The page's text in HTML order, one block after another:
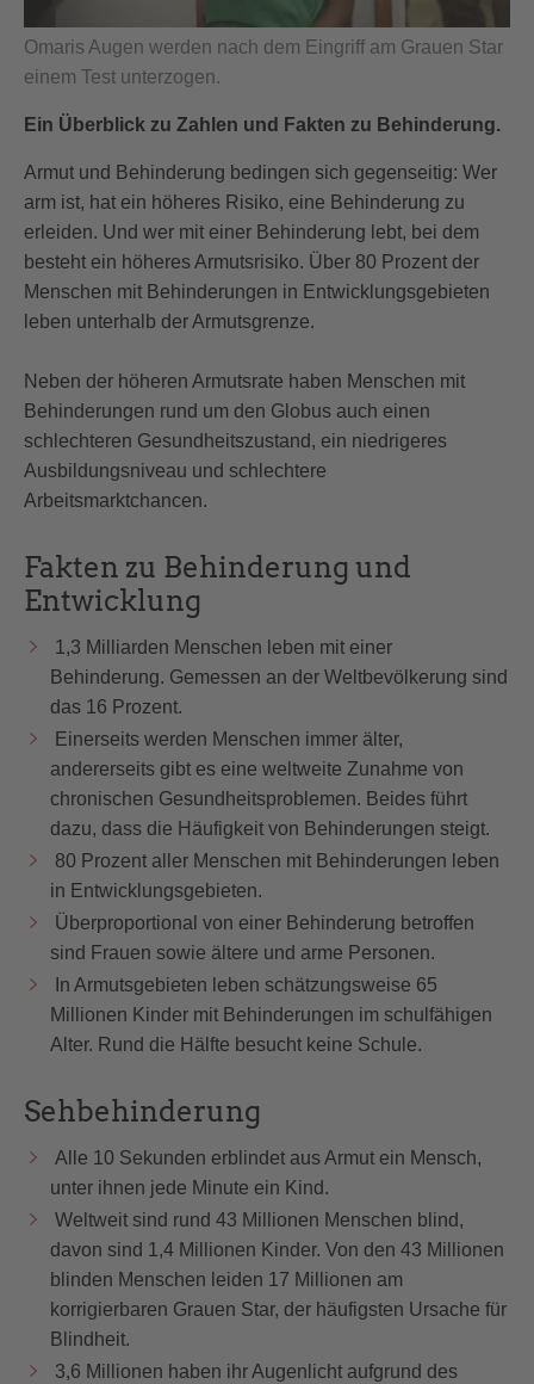
Omaris Augen werden nach dem Eingriff am Grauen Star
einem Test unterzogen.
Ein Überblick zu Zahlen und Fakten zu Behinderung.
Armut und Behinderung bedingen sich gegenseitig: Wer
arm ist, hat ein höheres Risiko, eine Behinderung zu
erleiden. Und wer mit einer Behinderung lebt, bei dem
besteht ein höheres Armutsrisiko. Über 80 Prozent der
Menschen mit Behinderungen in Entwicklungsgebieten
leben unterhalb der Armutsgrenze.
Neben der höheren Armutsrate haben Menschen mit
Behinderungen rund um den Globus auch einen
schlechteren Gesundheitszustand, ein niedrigeres
Ausbildungsniveau und schlechtere
Arbeitsmarktchancen.
Fakten zu Behinderung und
Entwicklung
1,3 Milliarden Menschen leben mit einer
Behinderung. Gemessen an der Weltbevölkerung sind
das 16 Prozent.
Einerseits werden Menschen immer älter,
andererseits gibt es eine weltweite Zunahme von
chronischen Gesundheitsproblemen. Beides führt
dazu, dass die Häufigkeit von Behinderungen steigt.
80 Prozent aller Menschen mit Behinderungen leben
in Entwicklungsgebieten.
Überproportional von einer Behinderung betroffen
sind Frauen sowie ältere und arme Personen.
In Armutsgebieten leben schätzungsweise 65
Millionen Kinder mit Behinderungen im schulfähigen
Alter. Rund die Hälfte besucht keine Schule.
Sehbehinderung
Alle 10 Sekunden erblindet aus Armut ein Mensch,
unter ihnen jede Minute ein Kind.
Weltweit sind rund 43 Millionen Menschen blind,
davon sind 1,4 Millionen Kinder. Von den 43 Millionen
blinden Menschen leiden 17 Millionen am
korrigierbaren Grauen Star, der häufigsten Ursache für
Blindheit.
3,6 Millionen haben ihr Augenlicht aufgrund des